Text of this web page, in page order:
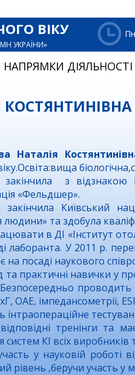
ВІКУ
УКРАЇНИ»
НАПРЯМКИ ДІЯЛЬНОСТІ
Наталія
з відзнакою
«Фельдшер».
Київський
людини» та здобула
в ДІ «Інститут
лаборанта. У 2011 р.
на посаді наукового
та практичні навички у
ОАЕ, імпедансометрії,
тренінги та
систем КІ всіх
у науковій роботі
рівень ,беручи участь у